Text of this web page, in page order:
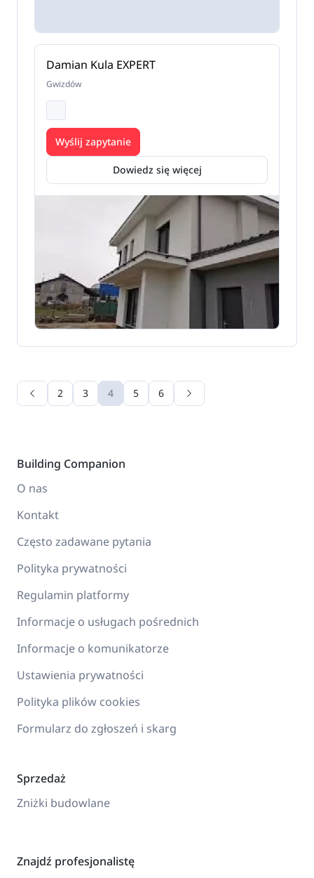
Damian Kula EXPERT
Gwizdów
Dowiedz się więcej
Wyślij zapytanie
2 3 4 5 6
Building Companion
O nas
Kontakt
Często zadawane pytania
Polityka prywatności
Regulamin platformy
Informacje o usługach pośrednich
Informacje o komunikatorze
Ustawienia prywatności
Polityka plików cookies
Formularz do zgłoszeń i skarg
Sprzedaż
Zniżki budowlane
Znajdź profesjonalistę